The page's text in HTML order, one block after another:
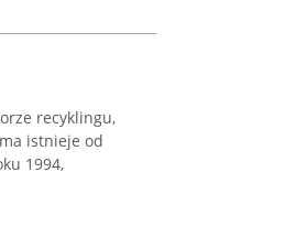
recyklingu,
istnieje od
1994,